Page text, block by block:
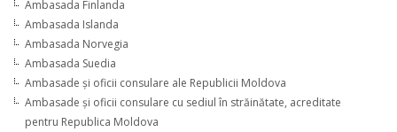
Ambasada Finlanda
Ambasada Islanda
Ambasada Norvegia
Ambasada Suedia
Ambasade şi oficii consulare ale Republicii Moldova
Ambasade şi oficii consulare cu sediul în străinătate, acreditate
pentru Republica Moldova